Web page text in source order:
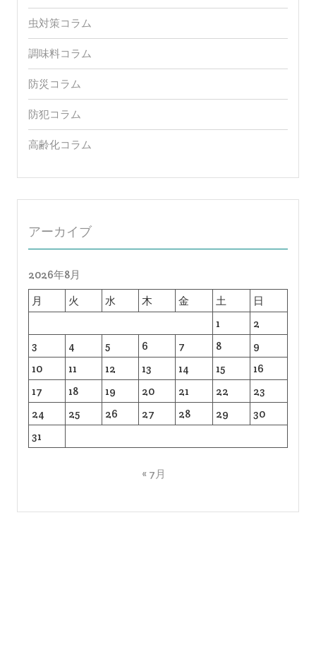
虫対策コラム
調味料コラム
防災コラム
防犯コラム
高齢化コラム
アーカイブ
2026年8月
月
火 水 木 金 土
日
1
2
3
4 5 6 7 8
9
10
11 12 13 14 15
16
17
18 19 20 21 22
23
24
25 26 27 28 29
30
31
« 7月